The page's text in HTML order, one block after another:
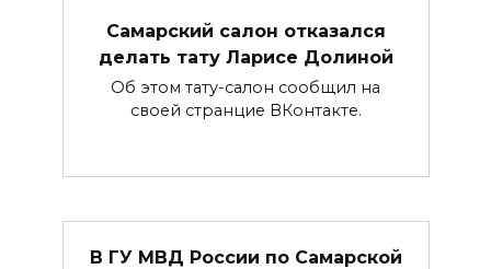
Самарский салон отказался
делать тату Ларисе Долиной
Об этом тату-салон сообщил на
своей странцие ВКонтакте.
В ГУ МВД России по Самарской